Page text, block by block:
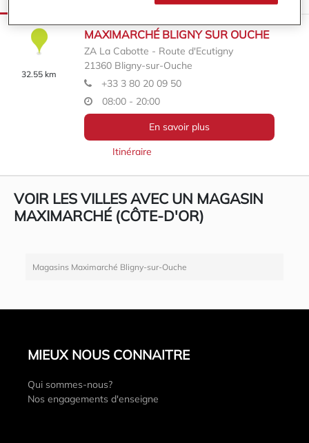
32.55 km
MAXIMARCHÉ BLIGNY SUR OUCHE
ZA La Cabotte - Route d'Ecutigny
21360 Bligny-sur-Ouche
+33 3 80 20 09 50
08:00 - 20:00
En savoir plus
Itinéraire
VOIR LES VILLES AVEC UN MAGASIN
MAXIMARCHÉ (CÔTE-D'OR)
Magasins Maximarché Bligny-sur-Ouche
MIEUX NOUS CONNAITRE
Qui sommes-nous?
Nos engagements d'enseigne